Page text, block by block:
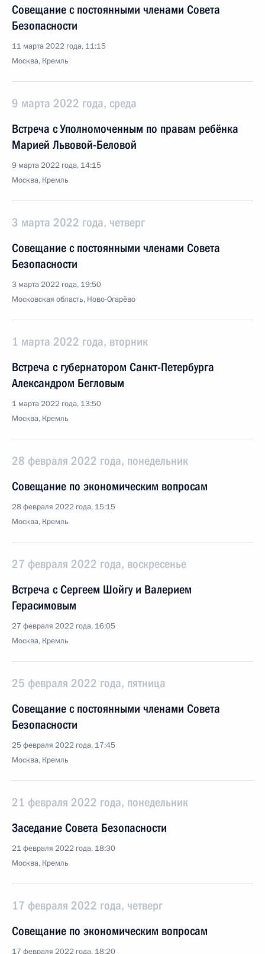
Совещание с постоянными членами Совета
Безопасности
11 марта 2022 года, 11:15
Москва, Кремль
9 марта 2022 года, среда
Встреча с Уполномоченным по правам ребёнка
Марией Львовой-Беловой
9 марта 2022 года, 14:15
Москва, Кремль
3 марта 2022 года, четверг
Совещание с постоянными членами Совета
Безопасности
3 марта 2022 года, 19:50
Московская область, Ново-Огарёво
1 марта 2022 года, вторник
Встреча с губернатором Санкт-Петербурга
Александром Бегловым
1 марта 2022 года, 13:50
Москва, Кремль
28 февраля 2022 года, понедельник
Совещание по экономическим вопросам
28 февраля 2022 года, 15:15
Москва, Кремль
27 февраля 2022 года, воскресенье
Встреча с Сергеем Шойгу и Валерием
Герасимовым
27 февраля 2022 года, 16:05
Москва, Кремль
25 февраля 2022 года, пятница
Совещание с постоянными членами Совета
Безопасности
25 февраля 2022 года, 17:45
Москва, Кремль
21 февраля 2022 года, понедельник
Заседание Совета Безопасности
21 февраля 2022 года, 18:30
Москва, Кремль
17 февраля 2022 года, четверг
Совещание по экономическим вопросам
17 февраля 2022 года, 18:20